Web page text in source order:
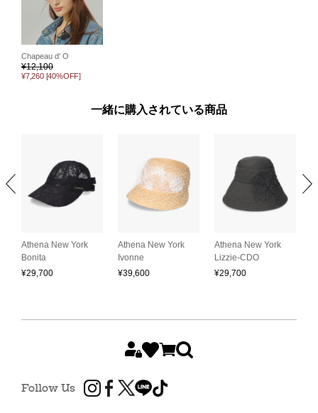
Chapeau d' O
¥12,100
¥7,260 [40%OFF]
一緒に購入されている商品
Athena New York
Bonita
¥29,700
Athena New York
Ivonne
¥39,600
Athena New York
Lizzie-CDO
¥29,700
Follow Us